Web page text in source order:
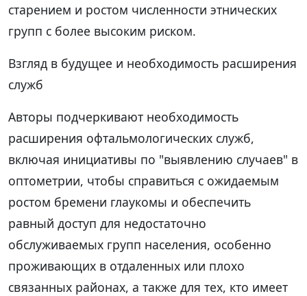
старением и ростом численности этнических
групп с более высоким риском.
Взгляд в будущее и необходимость расширения
служб
Авторы подчеркивают необходимость
расширения офтальмологических служб,
включая инициативы по "выявлению случаев" в
оптометрии, чтобы справиться с ожидаемым
ростом бремени глаукомы и обеспечить
равный доступ для недостаточно
обслуживаемых групп населения, особенно
проживающих в отдаленных или плохо
связанных районах, а также для тех, кто имеет